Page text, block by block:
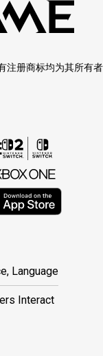
注册商标均为其所有者
Language
Interact